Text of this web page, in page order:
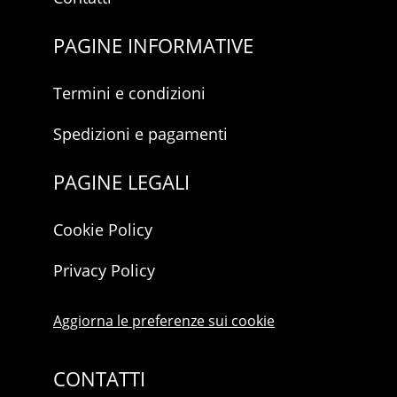
PAGINE INFORMATIVE
Termini e condizioni
Spedizioni e pagamenti
PAGINE LEGALI
Cookie Policy
Privacy Policy
Aggiorna le preferenze sui cookie
CONTATTI